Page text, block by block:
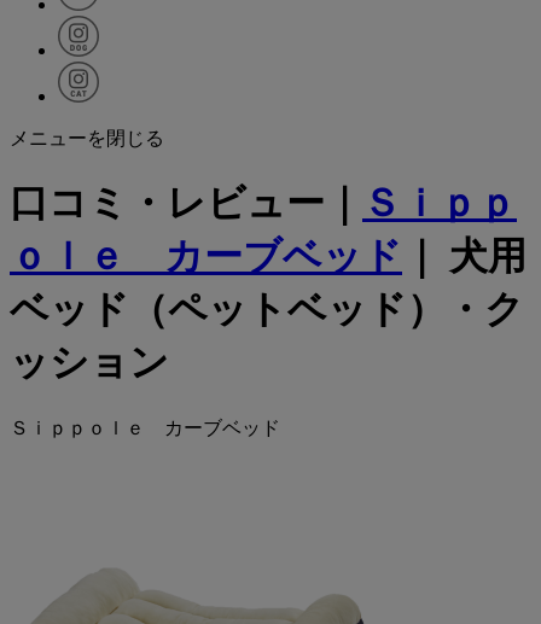
メニューを閉じる
口コミ・レビュー｜
Ｓｉｐｐ
ｏｌｅ カーブベッド ｜ 犬用
ベッド（ペットベッド）・ク
ッション
Ｓｉｐｐｏｌｅ カーブベッド